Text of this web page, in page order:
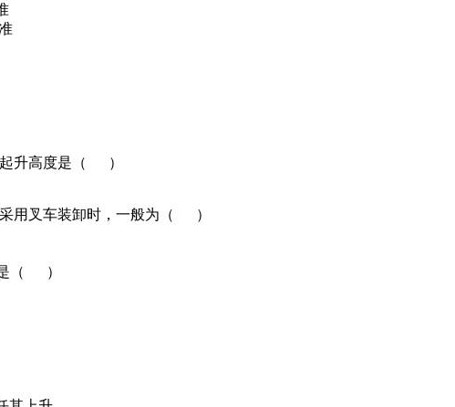
起升高度是（ ）
用叉车装卸时，一般为（ ）
是（ ）